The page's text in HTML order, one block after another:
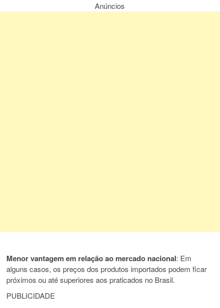
Anúncios
Menor vantagem em relação ao mercado nacional: Em
alguns casos, os preços dos produtos importados podem ficar
próximos ou até superiores aos praticados no Brasil.
PUBLICIDADE